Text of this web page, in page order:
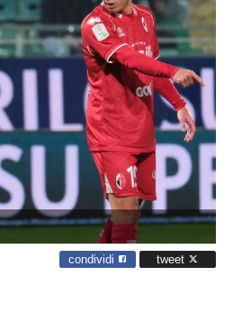
condividi tweet